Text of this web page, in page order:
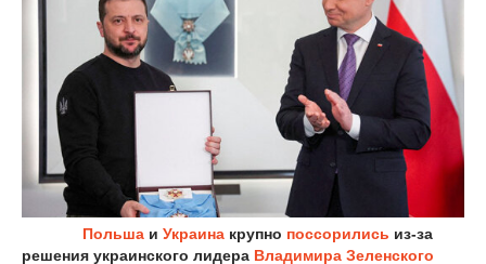
Польша и Украина крупно поссорились из-за
решения украинского лидера Владимира Зеленского